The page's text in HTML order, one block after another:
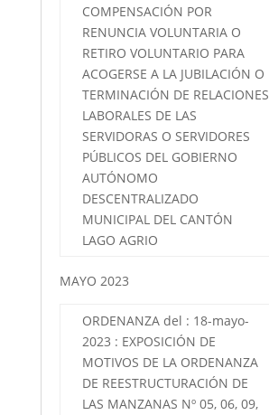
COMPENSACIÓN POR
RENUNCIA VOLUNTARIA O
RETIRO VOLUNTARIO PARA
ACOGERSE A LA JUBILACIÓN O
TERMINACIÓN DE RELACIONES
LABORALES DE LAS
SERVIDORAS O SERVIDORES
PÚBLICOS DEL GOBIERNO
AUTÓNOMO
DESCENTRALIZADO
MUNICIPAL DEL CANTÓN
LAGO AGRIO
MAYO 2023
ORDENANZA del : 18-mayo-
2023 : EXPOSICIÓN DE
MOTIVOS DE LA ORDENANZA
DE REESTRUCTURACIÓN DE
LAS MANZANAS Nº 05, 06, 09,